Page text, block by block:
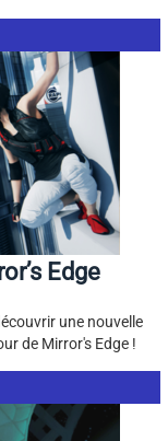
Edge
une nouvelle
de Mirror's Edge !